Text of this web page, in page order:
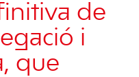
de
i
que